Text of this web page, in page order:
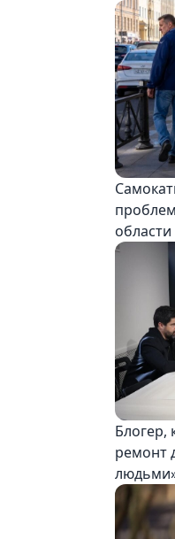
области
Блогер,
ремонт